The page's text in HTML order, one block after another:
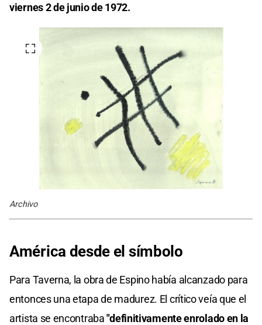
viernes 2 de junio de 1972.
Archivo
América desde el símbolo
Para Taverna, la obra de Espino había alcanzado para
entonces una etapa de madurez. El crítico veía que el
artista se encontraba"definitivamente enrolado en la